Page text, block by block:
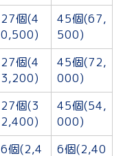
27個(4
0,500)
45個(67,
500)
27個(4
3,200)
45個(72,
000)
27個(3
2,400)
45個(54,
000)
6個(2,4 6個(2,40